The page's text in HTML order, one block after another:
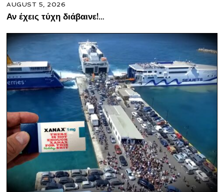
AUGUST 5, 2026
Αν έχεις τύχη διάβαινε!…